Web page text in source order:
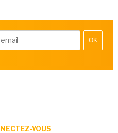
OK
VOUS